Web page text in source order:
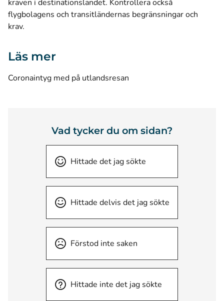
kraven i destinationslandet. Kontrollera också
flygbolagens och transitländernas begränsningar och
krav.
Läs mer
Coronaintyg med på utlandsresan
Vad tycker du om sidan?
Hittade det jag sökte
Hittade delvis det jag sökte
Förstod inte saken
Hittade inte det jag sökte